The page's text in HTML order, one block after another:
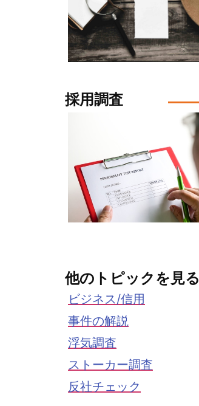
採用調査
他のトピックを見る
ビジネス/信用
事件の解説
浮気調査
ストーカー調査
反社チェック